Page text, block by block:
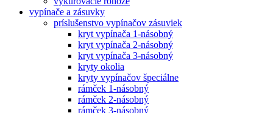
vypínače a zásuvky
príslušenstvo vypínačov zásuviek
kryt vypínača 1-násobný
kryt vypínača 2-násobný
kryt vypínača 3-násobný
kryty okolia
kryty vypínačov špeciálne
rámček 1-násobný
rámček 2-násobný
rámček 3-násobný